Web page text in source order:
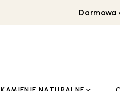
Darmowa